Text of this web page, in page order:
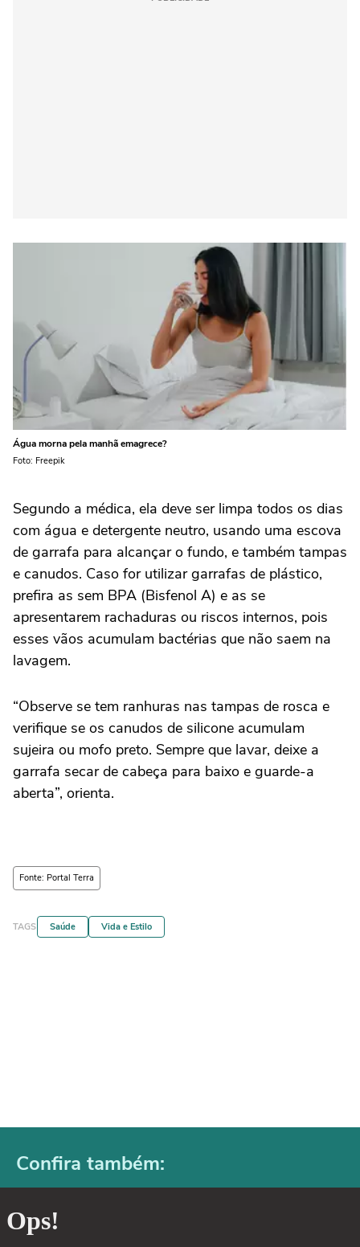
Água morna pela manhã emagrece?
Foto: Freepik
Segundo a médica, ela deve ser limpa todos os dias
com água e detergente neutro, usando uma escova
de garrafa para alcançar o fundo, e também tampas
e canudos. Caso for utilizar garrafas de plástico,
prefira as sem BPA (Bisfenol A) e as se
apresentarem rachaduras ou riscos internos, pois
esses vãos acumulam bactérias que não saem na
lavagem.
“Observe se tem ranhuras nas tampas de rosca e
verifique se os canudos de silicone acumulam
sujeira ou mofo preto. Sempre que lavar, deixe a
garrafa secar de cabeça para baixo e guarde-a
aberta”, orienta.
Fonte: Portal Terra
TAGS Saúde Vida e Estilo
Confira também: